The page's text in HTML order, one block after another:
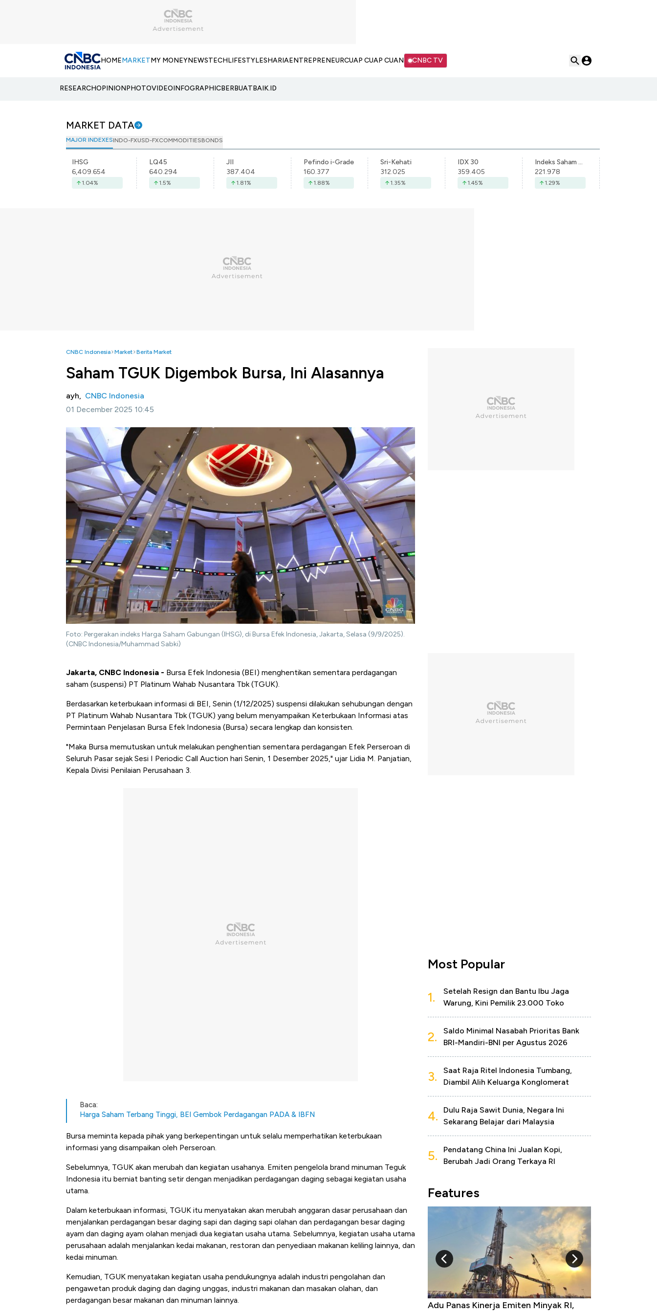
HOMEMARKETMY MONEYNEWSTECHLIFESTYLESHARIAENTREPRENEURCUAP CUAP CUAN CNBC TV
RESEARCHOPINIONPHOTOVIDEOINFOGRAPHICBERBUATBAIK.ID
MARKET DATA
MAJOR INDEXESINDO-FXUSD-FXCOMMODITIESBONDS
IHSG
6,409.654
1.04%
LQ45
640.294
1.5%
JII
387.404
1.81%
Pefindo i-Grade
160.377
1.88%
Sri-Kehati
312.025
1.35%
IDX 30
359.405
1.45%
Indeks Saham Syariah Indonesia
221.978
1.29%
CNBC Indonesia Market Berita Market
Saham TGUK Digembok Bursa, Ini Alasannya
ayh, CNBC Indonesia
01 December 2025 10:45
Foto: Pergerakan indeks Harga Saham Gabungan (IHSG), di Bursa Efek Indonesia, Jakarta, Selasa (9/9/2025).
(CNBC Indonesia/Muhammad Sabki)
Jakarta, CNBC Indonesia - Bursa Efek Indonesia (BEI) menghentikan sementara perdagangan
saham (suspensi) PT Platinum Wahab Nusantara Tbk (TGUK).
Berdasarkan keterbukaan informasi di BEI, Senin (1/12/2025) suspensi dilakukan sehubungan dengan
PT Platinum Wahab Nusantara Tbk (TGUK) yang belum menyampaikan Keterbukaan Informasi atas
Permintaan Penjelasan Bursa Efek Indonesia (Bursa) secara lengkap dan konsisten.
"Maka Bursa memutuskan untuk melakukan penghentian sementara perdagangan Efek Perseroan di
Seluruh Pasar sejak Sesi I Periodic Call Auction hari Senin, 1 Desember 2025," ujar Lidia M. Panjatian,
Kepala Divisi Penilaian Perusahaan 3.
Baca:
Harga Saham Terbang Tinggi, BEI Gembok Perdagangan PADA & IBFN
Bursa meminta kepada pihak yang berkepentingan untuk selalu memperhatikan keterbukaan
informasi yang disampaikan oleh Perseroan.
Sebelumnya, TGUK akan merubah dan kegiatan usahanya. Emiten pengelola brand minuman Teguk
Indonesia itu berniat banting setir dengan menjadikan perdagangan daging sebagai kegiatan usaha
utama.
Dalam keterbukaan informasi, TGUK itu menyatakan akan merubah anggaran dasar perusahaan dan
menjalankan perdagangan besar daging sapi dan daging sapi olahan dan perdagangan besar daging
ayam dan daging ayam olahan menjadi dua kegiatan usaha utama. Sebelumnya, kegiatan usaha utama
perusahaan adalah menjalankan kedai makanan, restoran dan penyediaan makanan keliling lainnya, dan
kedai minuman.
Kemudian, TGUK menyatakan kegiatan usaha pendukungnya adalah industri pengolahan dan
pengawetan produk daging dan daging unggas, industri makanan dan masakan olahan, dan
perdagangan besar makanan dan minuman lainnya.
Most Popular
1.
Setelah Resign dan Bantu Ibu Jaga
Warung, Kini Pemilik 23.000 Toko
2.
Saldo Minimal Nasabah Prioritas Bank
BRI-Mandiri-BNI per Agustus 2026
3.
Saat Raja Ritel Indonesia Tumbang,
Diambil Alih Keluarga Konglomerat
4.
Dulu Raja Sawit Dunia, Negara Ini
Sekarang Belajar dari Malaysia
5.
Pendatang China Ini Jualan Kopi,
Berubah Jadi Orang Terkaya RI
Features
Kongo Tutup Keran Ekspor, Harga
10 Provinsi dengan Tingkat